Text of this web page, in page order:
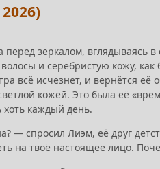
перед зеркалом, вглядываясь
и серебристую кожу, как
всё исчезнет, и вернётся
кожей. Это была её
каждый день.
— спросил Лиэм, её друг
на твоё настоящее лицо.